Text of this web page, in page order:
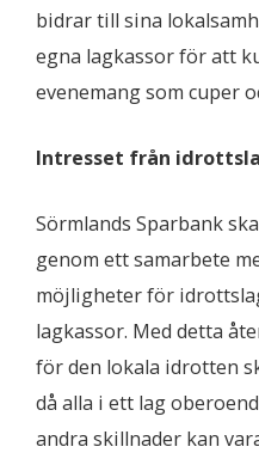
bidrar till sina
egna lagkassor för att
evenemang som cuper
Intresset från
Sörmlands Sparbank
genom ett samarbete
möjligheter för
lagkassor. Med detta
för den lokala idrotten
då alla i ett lag
andra skillnader kan